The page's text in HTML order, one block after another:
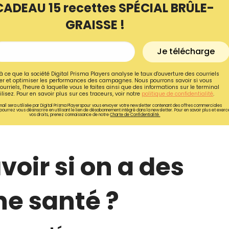
15 recettes SPÉCIAL BRÛLE-
GRAISSE !
Je télécharge
ce que la société Digital Prisma Players analyse le taux d'ouverture des courriels
et optimiser les performances des campagnes. Nous pourrons savoir si vous
l'heure à laquelle vous le faites ainsi que des informations sur le terminal
Pour en savoir plus sur ces traceurs, voir notre politique de confidentialité.
sera utilisée par Digital Prisma Playerspour vous envoyer votre newsletter contenant des offres commerciales
vous désinscrire en utilisant le lien de désabonnement intégré dans la newsletter. Pour en savoir plus et
vos droits, prenez connaissance de notreCharte de Confidentialité.
si on a des
santé ?
Recevez
recettes inédites de
!